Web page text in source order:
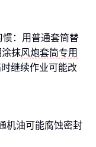
：用普通套筒替
抹风炮套筒专用
继续作业可能改
机油可能腐蚀密封